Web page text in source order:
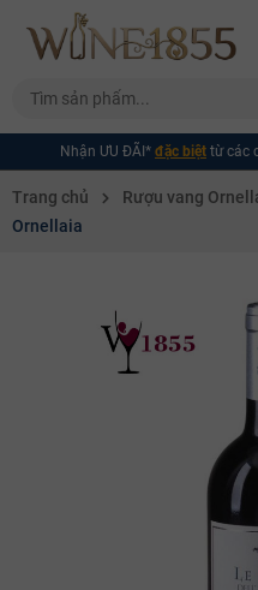
Nhận ƯU ĐÃI* đặc biệt từ các
Trang chủ Rượu vang
Ornellaia